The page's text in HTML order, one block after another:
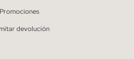
Promociones
devolución